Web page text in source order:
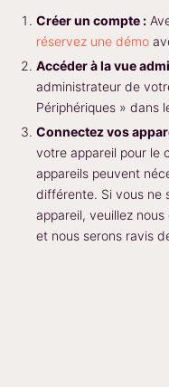
Créer un compte :
réservez une démo
Accéder à la vue
administrateur de
Périphériques » dans
Connectez vos
votre appareil pour le
appareils peuvent
différente. Si vous ne
appareil, veuillez
et nous serons ravis